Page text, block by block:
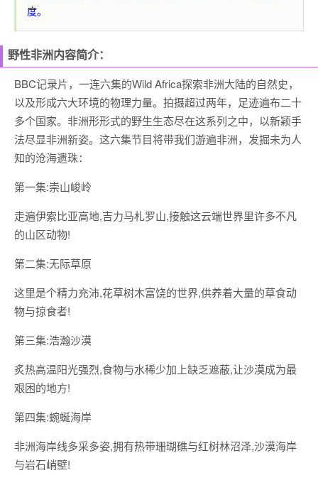
度。
野性非洲内容简介：
BBC记录片，一连六集的Wild Africa探索非洲大陆的自然史，
以及形成六大环境的物理力量。拍摄超过两年，足迹遍布二十
多个国家。非洲形形式的野生生态尽在这系列之中，以新颖手
法尽显非洲新姿。这六集节目将带我们游遍非洲，发掘未为人
知的沧海遗珠：
第一集:崇山峻岭
走遍伊索比亚高地,吉力马札罗山,接触这云端世界里许多不凡
的山区动物!
第二集:无际草原
这里是个精力充沛,花草树木富饶的世界,供养着大量的草食动
物与掠食者!
第三集:浩瀚沙漠
炙热高温阳光强烈,食物与水稀少加上缺乏遮蔽,让沙漠成为最
艰困的地方!
第四集:蜿蜒海岸
非洲海岸线多采多姿,拥有热带珊瑚礁与红树林沼泽,沙漠海岸
与岩石峭壁!